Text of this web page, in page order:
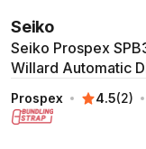
Seiko
Seiko Prospex
Willard Automatic
Prospex 4.5(2)